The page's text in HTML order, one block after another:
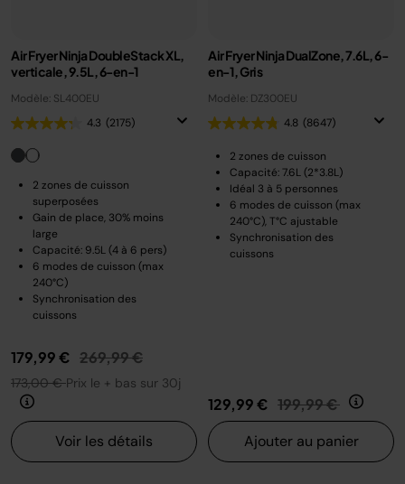
Air Fryer Ninja DoubleStack XL,
verticale, 9.5L, 6-en-1
Modèle: SL400EU
4.3 (2175)
2 zones de cuisson
superposées
Gain de place, 30% moins
large
Capacité: 9.5L (4 à 6 pers)
6 modes de cuisson (max
240°C)
Synchronisation des
cuissons
179,99 € Prix réduit de
269,99 €au
173,00 €Prix le + bas sur 30j
Voir les détails
Air Fryer Ninja DualZone, 7.6L, 6-
en-1, Gris
Modèle: DZ300EU
4.8 (8647)
2 zones de cuisson
Capacité: 7.6L (2*3.8L)
Idéal 3 à 5 personnes
6 modes de cuisson (max
240°C), T°C ajustable
Synchronisation des
cuissons
129,99 € Prix réduit de
199,99 € au
Ajouter au panier